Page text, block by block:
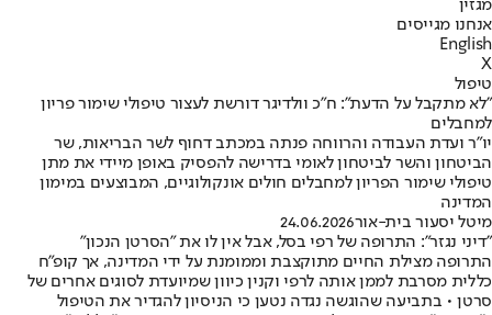
מגזין
אנחנו מגייסים
English
X
טיפול
"לא מתקבל על הדעת": ח"כ וולדיגר דורשת לעצור טיפולי שימור פריון
למחבלים
יו"ר ועדת העבודה והרווחה פנתה במכתב דחוף לשר הבריאות, שר
הביטחון והשר לביטחון לאומי בדרישה להפסיק באופן מיידי את מתן
טיפולי שימור הפריון למחבלים חולים אונקולוגיים, המבוצעים במימון
המדינה
מיטל יסעור בית-אור24.06.2026
"דיני נגזר": התרופה של רפי בסל, אבל אין לו את "הסרטן הנכון"
התרופה מצילת החיים מתוקצבת וממומנת על ידי המדינה, אך קופ"ח
כללית מסרבת לממן אותה לרפי וקנין כיוון שמיועדת לסוגים אחרים של
סרטן • בתביעה שהוגשה נגדה נטען כי הניסיון להגדיר את הטיפול